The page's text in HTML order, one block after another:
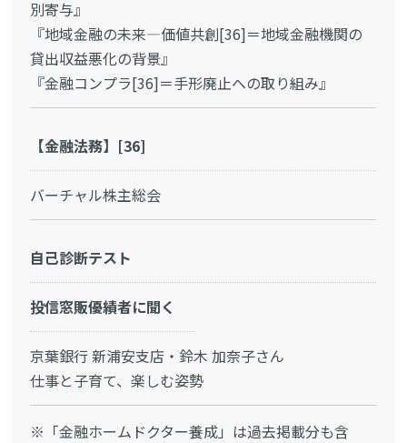
別寄与』
『地域金融の未来―価値共創[36]＝地域金融機関の
貸出収益悪化の背景』
『金融コンプラ[36]＝手形廃止への取り組み』
【金融法務】[36]
バーチャル株主総会
自己診断テスト
投信窓販優績者に聞く
京葉銀行 新浦安支店・鈴木 加奈子さん
仕事と子育て、楽しむ姿勢
※「金融ホームドクター養成」は過去掲載分も含